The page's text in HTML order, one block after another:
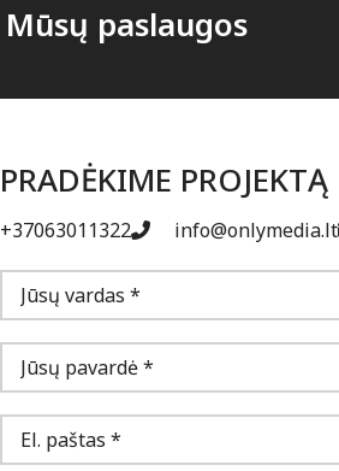
Mūsų paslaugos
PRADĖKIME PROJEKTĄ
+37063011322 info@onlymedia.lt